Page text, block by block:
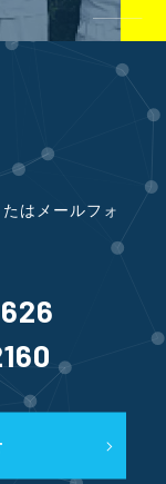
はメールフォ